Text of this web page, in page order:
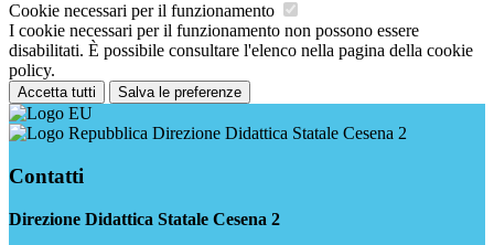
Cookie necessari per il funzionamento
I cookie necessari per il funzionamento non possono essere
disabilitati. È possibile consultare l'elenco nella pagina della cookie
policy.
Accetta tutti Salva le preferenze
Direzione Didattica Statale Cesena 2
Contatti
Direzione Didattica Statale Cesena 2